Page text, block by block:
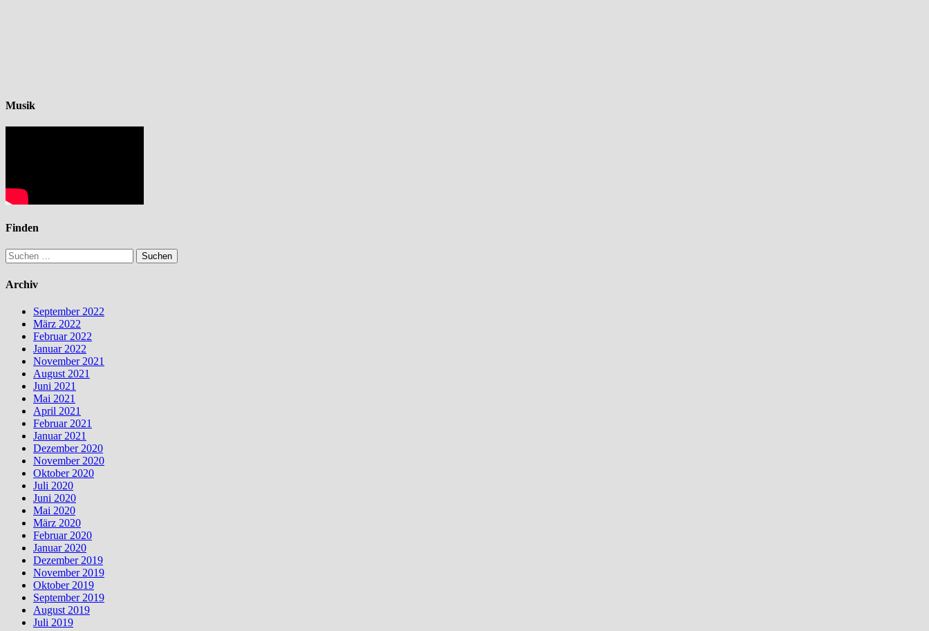
Musik
Finden
Suchen
nach:
Archiv
September 2022
März 2022
Februar 2022
Januar 2022
November 2021
August 2021
Juni 2021
Mai 2021
April 2021
Februar 2021
Januar 2021
Dezember 2020
November 2020
Oktober 2020
Juli 2020
Juni 2020
Mai 2020
März 2020
Februar 2020
Januar 2020
Dezember 2019
November 2019
Oktober 2019
September 2019
August 2019
Juli 2019